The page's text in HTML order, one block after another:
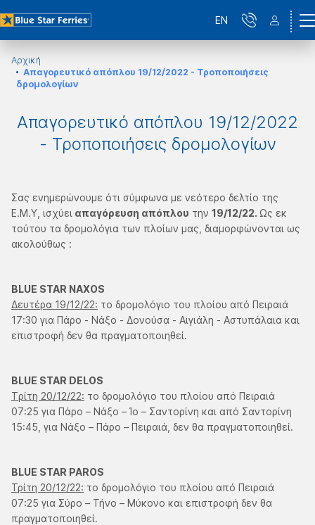
EN
Αρχική
Απαγορευτικό απόπλου 19/12/2022 - Τροποποιήσεις
δρομολογίων
Απαγορευτικό απόπλου 19/12/2022
- Τροποποιήσεις δρομολογίων
Σας ενημερώνουμε ότι σύμφωνα με νεότερο δελτίο της
Ε.Μ.Υ, ισχύει απαγόρευση απόπλου την 19/12/22. Ως εκ
τούτου τα δρομολόγια των πλοίων μας, διαμορφώνονται ως
ακολούθως :
BLUE STAR NAXOS
Δευτέρα 19/12/22: το δρομολόγιο του πλοίου από Πειραιά
17:30 για Πάρο - Νάξο - Δονούσα - Αιγιάλη - Αστυπάλαια και
επιστροφή δεν θα πραγματοποιηθεί.
BLUE STAR DELOS
Tρίτη 20/12/22: το δρομολόγιο του πλοίου από Πειραιά
07:25 για Πάρο – Νάξο – Ίο – Σαντορίνη και από Σαντορίνη
15:45, για Νάξο – Πάρο – Πειραιά, δεν θα πραγματοποιηθεί.
BLUE STAR PAROS
Τρίτη 20/12/22: το δρομολόγιο του πλοίου από Πειραιά
07:25 για Σύρο – Τήνο – Μύκονο και επιστροφή δεν θα
πραγματοποιηθεί.